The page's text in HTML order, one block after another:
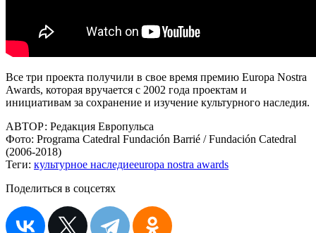
Все три проекта получили в свое время премию Europa Nostra
Awards, которая вручается с 2002 года проектам и
инициативам за сохранение и изучение культурного наследия.
АВТОР: Редакция Европульса
Фото: Programa Catedral Fundación Barrié / Fundación Catedral
(2006-2018)
Теги: культурное наследиеeuropa nostra awards
Поделиться в соцсетях